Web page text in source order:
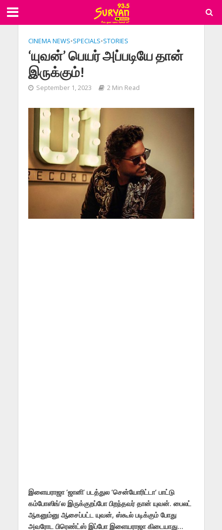
CINEMA NEWS•SPECIALS•STORIES
‘யுவன்’ பெயர் அப்படியே தான்
இருக்கும்!
September 1, 2023 2 Min Read
இளையராஜா ’ஜானி’ படத்துல ’சென்யோரிட்டா’ பாட்டு
கம்போஸிங்’ல இருக்குறப்போ பிறந்தவர் தான் யுவன். பைலட்
ஆகனும்னு ஆசைப்பட்ட யுவன், ஸ்கூல் படிக்கும் போது
அவரோட பிரெண்ட்ஸ் இப்போ இளையராஜா கிடையாது…